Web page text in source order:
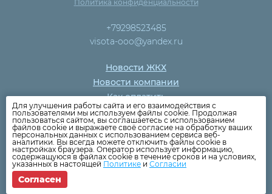
Политика конфиденциальности
+79298523485
visota-ooo@yandex.ru
Новости ЖКХ
Новости компании
Как оплатить
Дома
Раскрытие информации
Вопросы
Для улучшения работы сайта и его взаимодействия с
пользователями мы используем файлы cookie. Продолжая
пользоваться сайтом, вы соглашаетесь с использованием
файлов cookie и выражаете своё согласие на обработку ваших
персональных данных с использованием сервиса веб-
аналитики. Вы всегда можете отключить файлы cookie в
настройках браузера. Оператор использует информацию,
содержащуюся в файлах cookie в течение сроков и на условиях,
указанных в настоящей Политике и Согласии
Согласен